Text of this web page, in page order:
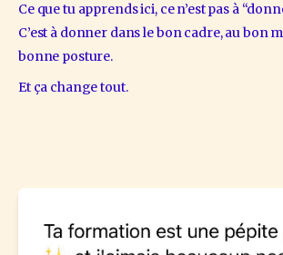
Ce que tu apprends ici, ce n’est pas à
C’est à donner dans le bon cadre, au bon
bonne posture.
Et ça change tout.